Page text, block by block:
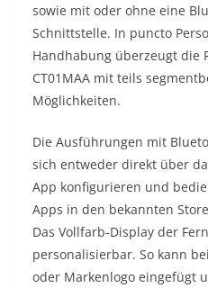
sowie mit oder ohne eine
Schnittstelle. In puncto
Handhabung überzeugt die
CT01MAA mit teils
Möglichkeiten.
Die Ausführungen mit
sich entweder direkt über
App konfigurieren und
Apps in den bekannten
Das Vollfarb-Display der
personalisierbar. So kann
oder Markenlogo eingefügt